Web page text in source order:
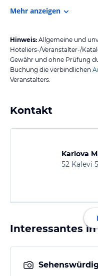
Mehr anzeigen
Hinweis: Allgemeine und
Hoteliers-/Veranstalter-/
Gewähr und ohne Prüfung
Buchung die verbindlichen
Veranstalters.
Kontakt
Karlova
52 Kalevi
Interessantes in